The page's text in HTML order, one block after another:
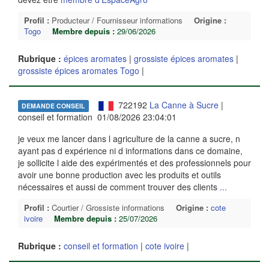
Profil : Producteur / Fournisseur informations
Origine :
Togo
Membre depuis : 29/06/2026
Rubrique : épices aromates | grossiste épices aromates |
grossiste épices aromates Togo |
DEMANDE CONSEIL 722192 La Canne à Sucre|
conseil et formation 01/08/2026 23:04:01
je veux me lancer dans l agriculture de la canne a sucre, n
ayant pas d expérience ni d informations dans ce domaine,
je sollicite l aide des expérimentés et des professionnels pour
avoir une bonne production avec les produits et outils
nécessaires et aussi de comment trouver des clients ...
Profil : Courtier / Grossiste informations Origine : cote
ivoire
Membre depuis : 25/07/2026
Rubrique : conseil et formation | cote ivoire |